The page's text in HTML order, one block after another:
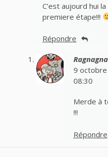
C’est aujourd hui la
premiere étape!!!
Répondre
Ragnagna
9
08:30
Merde à
!!!
Répondre